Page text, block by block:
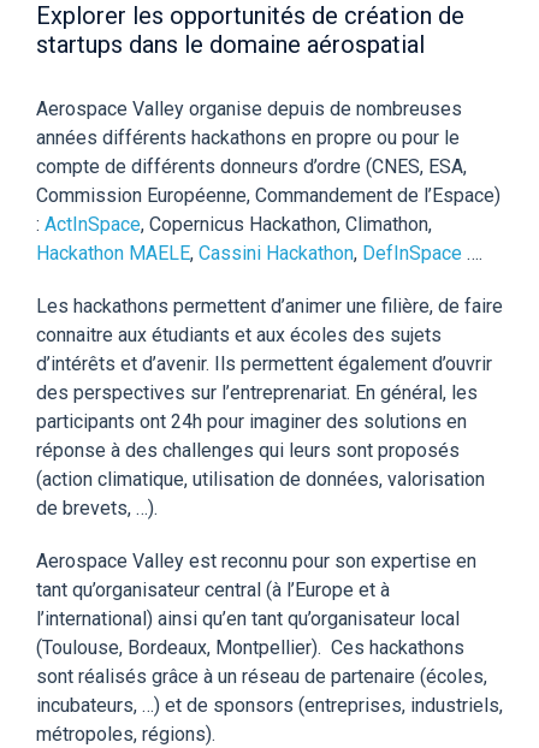
Explorer les opportunités de création de
startups dans le domaine aérospatial
Aerospace Valley organise depuis de nombreuses
années différents hackathons en propre ou pour le
compte de différents donneurs d’ordre (CNES, ESA,
Commission Européenne, Commandement de l’Espace)
: ActInSpace, Copernicus Hackathon, Climathon,
Hackathon MAELE, Cassini Hackathon, DefInSpace ….
Les hackathons permettent d’animer une filière, de faire
connaitre aux étudiants et aux écoles des sujets
d’intérêts et d’avenir. Ils permettent également d’ouvrir
des perspectives sur l’entreprenariat. En général, les
participants ont 24h pour imaginer des solutions en
réponse à des challenges qui leurs sont proposés
(action climatique, utilisation de données, valorisation
de brevets, …).
Aerospace Valley est reconnu pour son expertise en
tant qu’organisateur central (à l’Europe et à
l’international) ainsi qu’en tant qu’organisateur local
(Toulouse, Bordeaux, Montpellier). Ces hackathons
sont réalisés grâce à un réseau de partenaire (écoles,
incubateurs, …) et de sponsors (entreprises, industriels,
métropoles, régions).